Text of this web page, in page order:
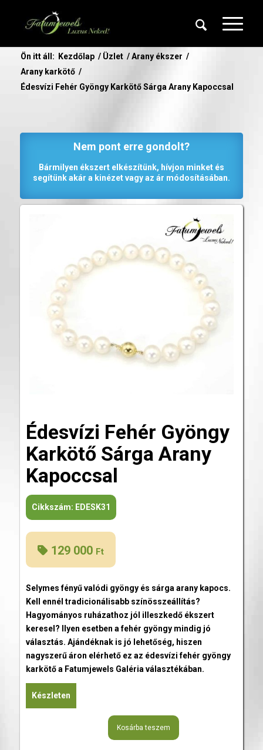
Ön itt áll: Kezdőlap / Üzlet / Arany ékszer /
Arany karkötő /
Édesvízi Fehér Gyöngy Karkötő Sárga Arany Kapoccsal
Nem pont erre gondolt?
Bármilyen ékszert elkészítünk, hívjon minket és
segítünk akár a kinézet vagy az ár módosításában.
Édesvízi Fehér Gyöngy
Karkötő Sárga Arany
Kapoccsal
Cikkszám: EDESK31
129 000 Ft
Selymes fényű valódi gyöngy és sárga arany kapocs.
Kell ennél tradicionálisabb színösszeállítás?
Hagyományos ruházathoz jól illeszkedő ékszert
keresel? Ilyen esetben a fehér gyöngy mindig jó
választás. Ajándéknak is jó lehetőség, hiszen
nagyszerű áron elérhető ez az édesvízi fehér gyöngy
karkötő a Fatumjewels Galéria választékában.
Készleten
Kosárba teszem